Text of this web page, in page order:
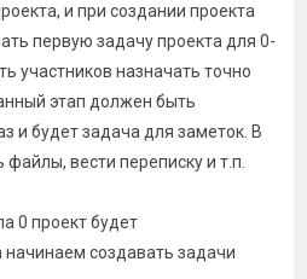
и при создании проекта
первую задачу проекта для 0-
участников назначать точно
этап должен быть
и будет задача для заметок. В
вести переписку и т.п.
0 проект будет
создавать задачи